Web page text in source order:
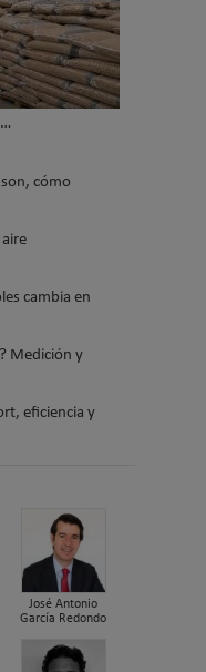
cómo
cambia en
Medición y
eficiencia y
José Antonio
García Redondo